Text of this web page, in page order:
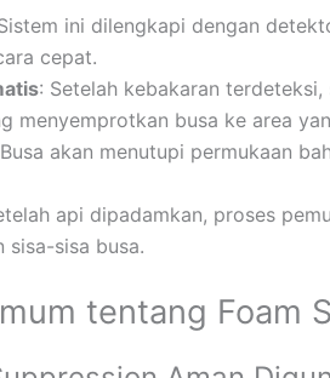
ini dilengkapi dengan
cepat.
: Setelah kebakaran
menyemprotkan busa ke area
akan menutupi permukaan
api dipadamkan, proses
sisa-sisa busa.
tentang Foam